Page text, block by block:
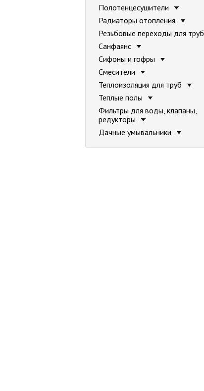
Полотенцесушители
Радиаторы отопления
Резьбовые переходы для труб
Санфаянс
Сифоны и гофры
Смесители
Теплоизоляция для труб
Теплые полы
Фильтры для воды, клапаны,
редукторы
Дачные умывальники